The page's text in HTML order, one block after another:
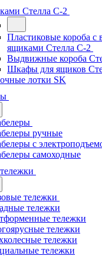
Стелла С-2
Пластиковые короба
ящиками Стелла С-2
Выдвижные короба
Шкафы для ящиков
лотки SK
ручные
с
самоходные
тележки
тележки
тележки
тележки
тележки
тележки